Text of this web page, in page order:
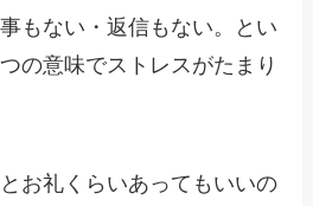
もない・返信もない。とい
の意味でストレスがたまり
お礼くらいあってもいいの